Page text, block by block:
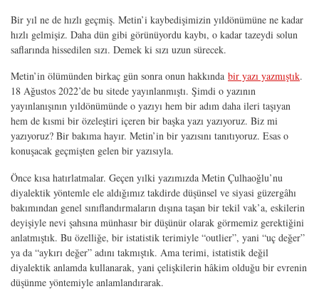
Bir yıl ne de hızlı geçmiş. Metin’i kaybedişimizin yıldönümüne ne kadar
hızlı gelmişiz. Daha dün gibi görünüyordu kaybı, o kadar tazeydi solun
saflarında hissedilen sızı. Demek ki sızı uzun sürecek.
Metin’in ölümünden birkaç gün sonra onun hakkında bir yazı yazmıştık.
18 Ağustos 2022’de bu sitede yayınlanmıştı. Şimdi o yazının
yayınlanışının yıldönümünde o yazıyı hem bir adım daha ileri taşıyan
hem de kısmi bir özeleştiri içeren bir başka yazı yazıyoruz. Biz mi
yazıyoruz? Bir bakıma hayır. Metin’in bir yazısını tanıtıyoruz. Esas o
konuşacak geçmişten gelen bir yazısıyla.
Önce kısa hatırlatmalar. Geçen yılki yazımızda Metin Çulhaoğlu’nu
diyalektik yöntemle ele aldığımız takdirde düşünsel ve siyasi güzergâhı
bakımından genel sınıflandırmaların dışına taşan bir tekil vak’a, eskilerin
deyişiyle nevi şahsına münhasır bir düşünür olarak görmemiz gerektiğini
anlatmıştık. Bu özelliğe, bir istatistik terimiyle “outlier”, yani “uç değer”
ya da “aykırı değer” adını takmıştık. Ama terimi, istatistik değil
diyalektik anlamda kullanarak, yani çelişkilerin hâkim olduğu bir evrenin
düşünme yöntemiyle anlamlandırarak.